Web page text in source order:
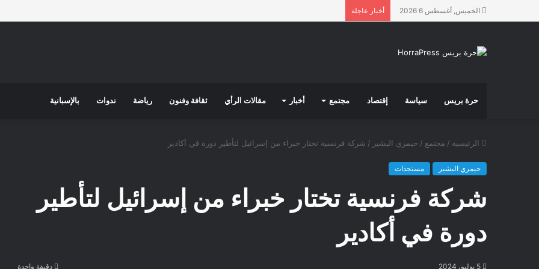
الخميس, أغسطس 6 2026 أخبار عاجلة
حرة بريس سياسة إقتصاد مجتمع أخبار مقالات الرأي ثقافة وفنون رياضة ندوات بالإسبانية
الرئيسية / مجتمع / حيمري البشير / شركة فرنسية تختار خبراء من إسرائيل لتأطير دورة في أكادير
حيمري البشير مستجدات
شركة فرنسية تختار خبراء من إسرائيل لتأطير
دورة في أكادير
5 يوليو، 2024 دقيقة واحدة